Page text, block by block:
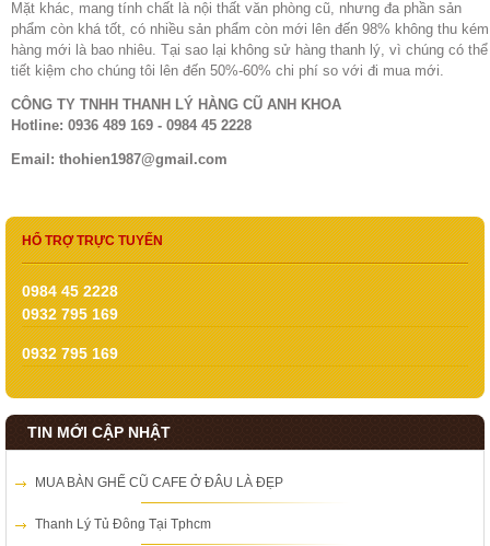
Mặt khác, mang tính chất là nội thất văn phòng cũ, nhưng đa phần sản
phẩm còn khá tốt, có nhiều sản phẩm còn mới lên đến 98% không thu kém
hàng mới là bao nhiêu. Tại sao lại không sử hàng thanh lý, vì chúng có thể
tiết kiệm cho chúng tôi lên đến 50%-60% chi phí so với đi mua mới.
CÔNG TY TNHH THANH LÝ HÀNG CŨ ANH KHOA
Hotline: 0936 489 169 - 0984 45 2228
Email: thohien1987@gmail.com
HỔ TRỢ TRỰC TUYẾN
0984 45 2228
0932 795 169
0932 795 169
TIN MỚI CẬP NHẬT
MUA BÀN GHẾ CŨ CAFE Ở ĐÂU LÀ ĐẸP
Thanh Lý Tủ Đông Tại Tphcm